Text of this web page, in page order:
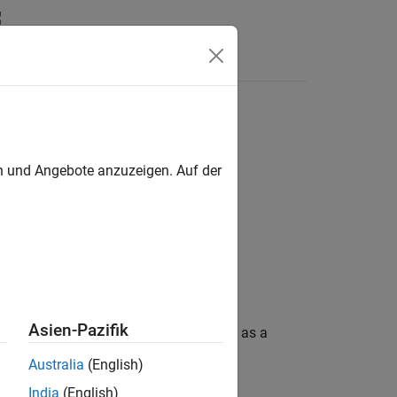
on the BBC mico:bit board, specified as a
Angebote anzuzeigen. Auf der
Asien-Pazifik
Australia (English)
India (English)